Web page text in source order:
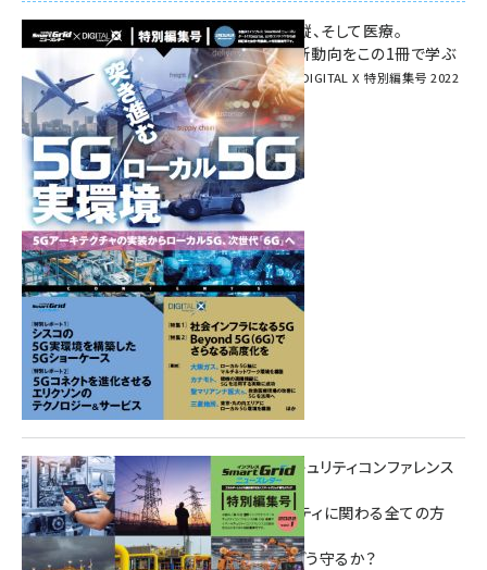
環境対策、建機の遠隔操縦、そして医療。
次世代通信規格「5G」最新動向をこの1冊で学ぶ
SmartGrid ニューズレター × DIGITAL X 特別編集号 2022
Summer
重要インフラサイバーセキュリティコンファレンス
特別電子版！
― 産業サイバーセキュリティに関わる全ての方
へ！ ―
加速するDX、OT/IoTをどう守るか？